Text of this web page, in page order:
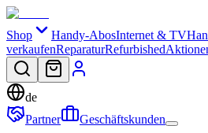
Shop Handy-AbosInternet & TV
verkaufenReparaturRefurbished
de
Partner
Geschäftskunden